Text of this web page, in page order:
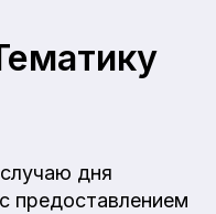
дня
предоставлением